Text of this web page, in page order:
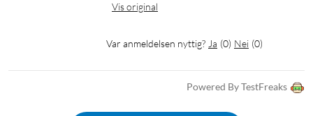
Vis original
Var anmeldelsen nyttig? Ja (0) Nei (0)
Powered By TestFreaks